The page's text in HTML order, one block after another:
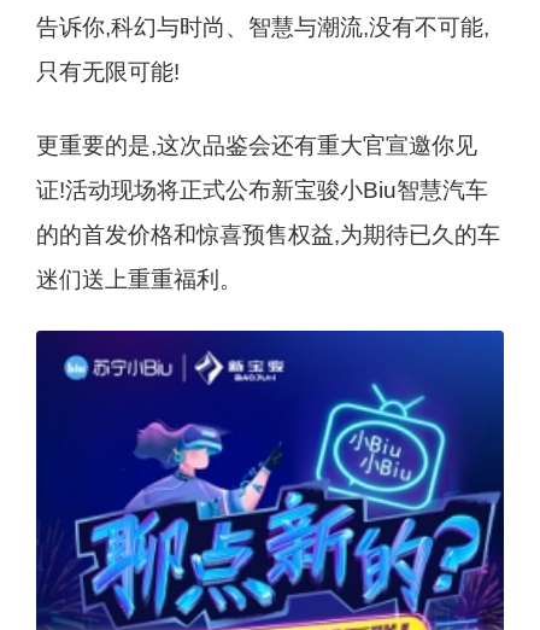
告诉你,科幻与时尚、智慧与潮流,没有不可能,
只有无限可能!
更重要的是,这次品鉴会还有重大官宣邀你见
证!活动现场将正式公布新宝骏小Biu智慧汽车
的的首发价格和惊喜预售权益,为期待已久的车
迷们送上重重福利。